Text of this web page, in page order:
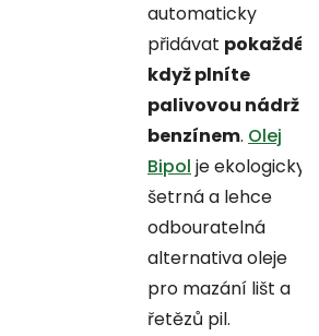
automaticky
přidávat pokaždé,
když plníte
palivovou nádrž
benzínem. Olej
Bipol je ekologicky
šetrná a lehce
odbouratelná
alternativa oleje
pro mazání lišt a
řetězů pil.